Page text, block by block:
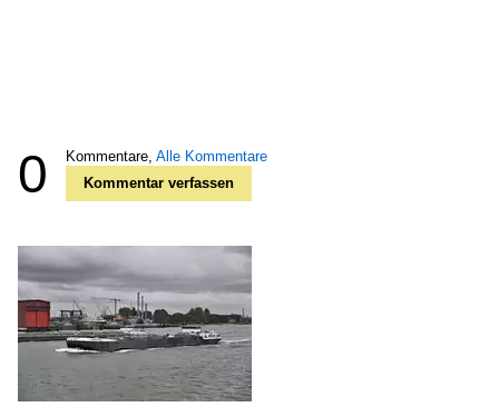
0 Kommentare, Alle Kommentare
Kommentar verfassen